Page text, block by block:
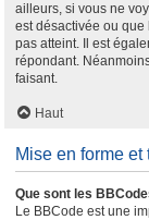
ailleurs, si vous ne
est désactivée ou que
pas atteint. Il est
répondant.
faisant.
Haut
Mise en forme
Que sont les
Le BBCode est une